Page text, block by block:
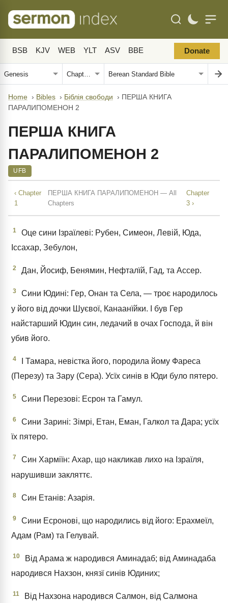
BSB KJV WEB YLT ASV BBE Donate
Home › Bibles › Біблія свободи › ПЕРША КНИГА
ПАРАЛИПОМЕНОН 2
ПЕРША КНИГА
ПАРАЛИПОМЕНОН 2
UFB
‹ Chapter
1
ПЕРША КНИГА ПАРАЛИПОМЕНОН — All
Chapters
Chapter
3 ›
1
Оце сини Ізраїлеві: Рубен, Симеон, Левій, Юда,
Іссахар, Зебулон,
2 Дан, Йосиф, Бенямин, Нефталїй, Гад, та Ассер.
3
Сини Юдині: Гер, Онан та Села, — троє народилось
у його від дочки Шуєвої, Канаанїйки. І був Гер
найстарший Юдин син, ледачий в очах Господа, й він
убив його.
4
І Тамара, невістка його, породила йому Фареса
(Перезу) та Зару (Сера). Усїх синів в Юди було пятеро.
5 Сини Перезові: Есрон та Гамул.
6
Сини Зарині: Зімрі, Етан, Еман, Галкол та Дара; усїх
їх пятеро.
7
Син Харміїн: Ахар, що накликав лихо на Ізраїля,
нарушивши закляттє.
8 Син Етанів: Азарія.
9
Сини Есронові, що народились від його: Ерахмеїл,
Адам (Рам) та Гелувай.
10
Від Арама ж народився Аминадаб; від Аминадаба
народився Нахзон, князї синів Юдиних;
11
Від Нахзона народився Салмон, від Салмона